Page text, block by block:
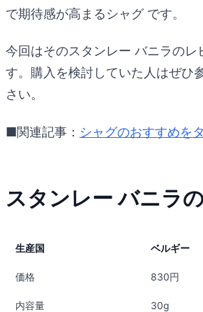
で期待感が高まるシャグ です。
今回はそのスタンレー バニラのレ
す。購入を検討していた人はぜひ
さい。
■関連記事： シャグのおすすめを
スタンレー バニラ
生産国 ベルギー
価格 830円
内容量 30g